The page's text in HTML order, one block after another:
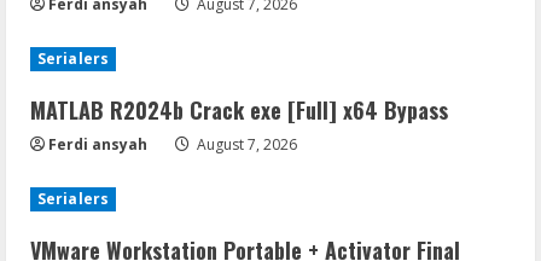
Serialers
MATLAB R2024b Crack exe [Full] x64 Bypass
Ferdi ansyah August 7, 2026
Serialers
VMware Workstation Portable + Activator Final